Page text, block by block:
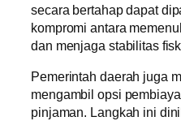
secara bertahap dapat
kompromi antara
dan menjaga stabilitas
Pemerintah daerah juga
mengambil opsi
pinjaman. Langkah ini